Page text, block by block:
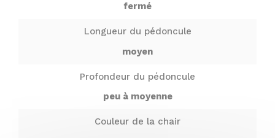
fermé
Longueur du pédoncule
moyen
Profondeur du pédoncule
peu à moyenne
Couleur de la chair